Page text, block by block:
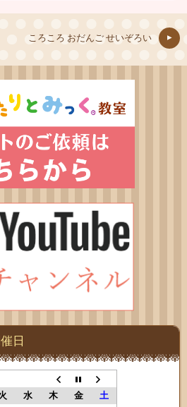
ころころ おだんご せいぞろい
日
水 木 金
土